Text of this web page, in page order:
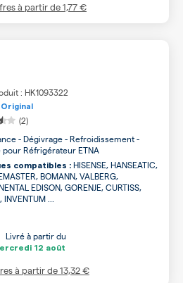
à partir de1,77 €
: HK1093322
Original
(2)
- Dégivrage - Refroidissement -
pour Réfrigérateur ETNA
compatibles : HISENSE, HANSEATIC,
BOMANN, VALBERG,
EDISON, GORENJE, CURTISS,
...
Livré à partir du
12 août
à partir de13,32 €